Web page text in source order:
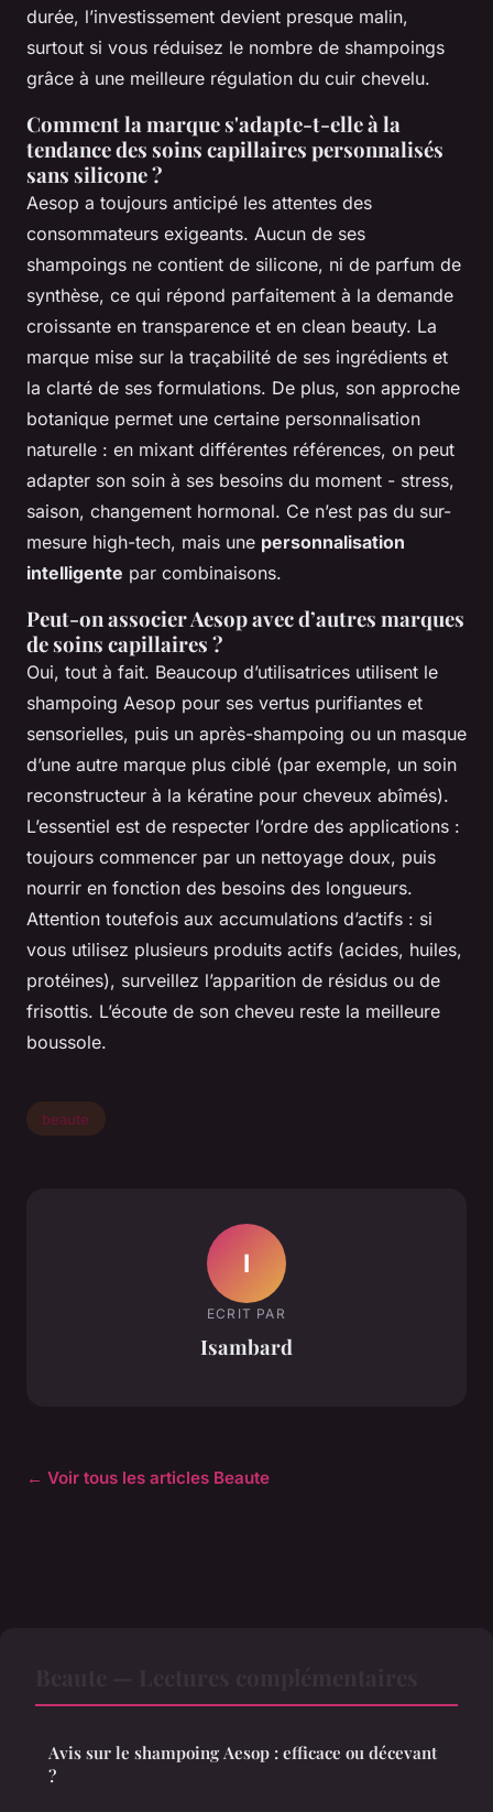
durée, l’investissement devient presque malin,
surtout si vous réduisez le nombre de shampoings
grâce à une meilleure régulation du cuir chevelu.
Comment la marque s'adapte-t-elle à la
tendance des soins capillaires personnalisés
sans silicone ?
Aesop a toujours anticipé les attentes des
consommateurs exigeants. Aucun de ses
shampoings ne contient de silicone, ni de parfum de
synthèse, ce qui répond parfaitement à la demande
croissante en transparence et en clean beauty. La
marque mise sur la traçabilité de ses ingrédients et
la clarté de ses formulations. De plus, son approche
botanique permet une certaine personnalisation
naturelle : en mixant différentes références, on peut
adapter son soin à ses besoins du moment - stress,
saison, changement hormonal. Ce n’est pas du sur-
mesure high-tech, mais une personnalisation
intelligente par combinaisons.
Peut-on associer Aesop avec d’autres marques
de soins capillaires ?
Oui, tout à fait. Beaucoup d’utilisatrices utilisent le
shampoing Aesop pour ses vertus purifiantes et
sensorielles, puis un après-shampoing ou un masque
d’une autre marque plus ciblé (par exemple, un soin
reconstructeur à la kératine pour cheveux abîmés).
L’essentiel est de respecter l’ordre des applications :
toujours commencer par un nettoyage doux, puis
nourrir en fonction des besoins des longueurs.
Attention toutefois aux accumulations d’actifs : si
vous utilisez plusieurs produits actifs (acides, huiles,
protéines), surveillez l’apparition de résidus ou de
frisottis. L’écoute de son cheveu reste la meilleure
boussole.
beaute
I
ECRIT PAR
Isambard
← Voir tous les articles Beaute
Avis sur le shampoing Aesop : efficace ou décevant
?